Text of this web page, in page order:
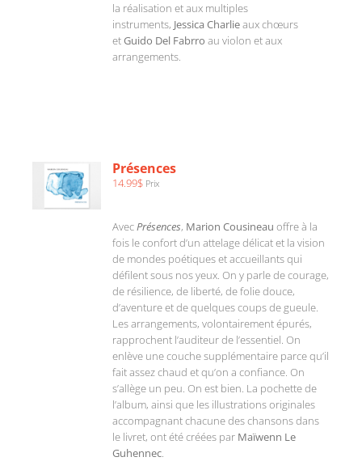
la réalisation et aux multiples
instruments, Jessica Charlieaux chœurs
etGuido Del Fabrro au violon et aux
arrangements.
DÉTAILS
Présences
14.99$ Prix
AvecPrésences, Marion Cousineau offre à la
fois le confort d’un attelage délicat et la vision
de mondes poétiques et accueillants qui
défilent sous nos yeux. On y parle de courage,
de résilience, de liberté, de folie douce,
d’aventure et de quelques coups de gueule.
Les arrangements, volontairement épurés,
rapprochent l’auditeur de l’essentiel. On
enlève une couche supplémentaire parce qu’il
fait assez chaud et qu’on a confiance. On
s’allège un peu. On est bien. La pochette de
l’album, ainsi que les illustrations originales
accompagnant chacune des chansons dans
le livret, ont été créées par Maïwenn Le
Guhennec.